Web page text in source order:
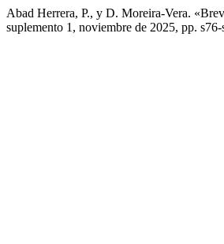
Abad Herrera, P., y D. Moreira-Vera.
suplemento 1, noviembre de 2025, pp.